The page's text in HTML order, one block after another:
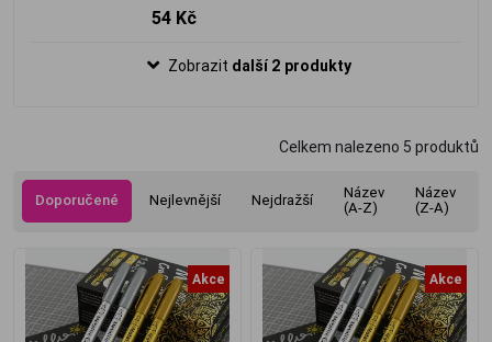
54 Kč
Zobrazit další 2 produkty
Celkem nalezeno 5 produktů
Doporučené Nejlevnější Nejdražší
Název
(A-Z)
Název
(Z-A)
Akce Akce